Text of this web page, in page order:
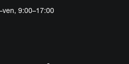
9:00–17:00